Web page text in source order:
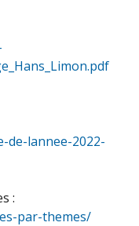
lannee-2022-
:
par-themes/